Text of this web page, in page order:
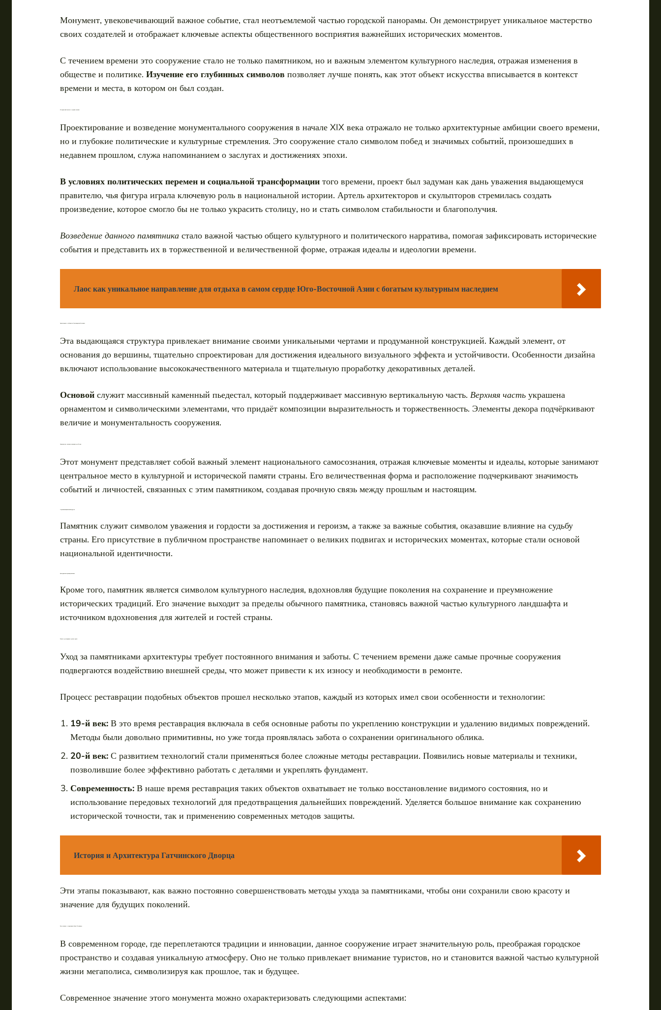
Монумент, увековечивающий важное событие, стал неотъемлемой частью городской панорамы. Он демонстрирует уникальное мастерство
своих создателей и отображает ключевые аспекты общественного восприятия важнейших исторических моментов.
С течением времени это сооружение стало не только памятником, но и важным элементом культурного наследия, отражая изменения в
обществе и политике. Изучение его глубинных символов позволяет лучше понять, как этот объект искусства вписывается в контекст
времени и места, в котором он был создан.
Исторический контекст создания колонны
Проектирование и возведение монументального сооружения в начале XIX века отражало не только архитектурные амбиции своего времени,
но и глубокие политические и культурные стремления. Это сооружение стало символом побед и значимых событий, произошедших в
недавнем прошлом, служа напоминанием о заслугах и достижениях эпохи.
В условиях политических перемен и социальной трансформации того времени, проект был задуман как дань уважения выдающемуся
правителю, чья фигура играла ключевую роль в национальной истории. Артель архитекторов и скульпторов стремилась создать
произведение, которое смогло бы не только украсить столицу, но и стать символом стабильности и благополучия.
Возведение данного памятника стало важной частью общего культурного и политического нарратива, помогая зафиксировать исторические
события и представить их в торжественной и величественной форме, отражая идеалы и идеологии времени.
Лаос как уникальное направление для отдыха в самом сердце Юго-Восточной Азии с богатым культурным наследием
Архитектурные особенности Александровской колонны
Эта выдающаяся структура привлекает внимание своими уникальными чертами и продуманной конструкцией. Каждый элемент, от
основания до вершины, тщательно спроектирован для достижения идеального визуального эффекта и устойчивости. Особенности дизайна
включают использование высококачественного материала и тщательную проработку декоративных деталей.
Основой служит массивный каменный пьедестал, который поддерживает массивную вертикальную часть. Верхняя часть украшена
орнаментом и символическими элементами, что придаёт композиции выразительность и торжественность. Элементы декора подчёркивают
величие и монументальность сооружения.
Символическое значение памятника для России
Этот монумент представляет собой важный элемент национального самосознания, отражая ключевые моменты и идеалы, которые занимают
центральное место в культурной и исторической памяти страны. Его величественная форма и расположение подчеркивают значимость
событий и личностей, связанных с этим памятником, создавая прочную связь между прошлым и настоящим.
Отражение национальной гордости
Памятник служит символом уважения и гордости за достижения и героизм, а также за важные события, оказавшие влияние на судьбу
страны. Его присутствие в публичном пространстве напоминает о великих подвигах и исторических моментах, которые стали основой
национальной идентичности.
Культурное наследие и вдохновение
Кроме того, памятник является символом культурного наследия, вдохновляя будущие поколения на сохранение и преумножение
исторических традиций. Его значение выходит за пределы обычного памятника, становясь важной частью культурного ландшафта и
источником вдохновения для жителей и гостей страны.
Ремонт и реставрация в разное время
Уход за памятниками архитектуры требует постоянного внимания и заботы. С течением времени даже самые прочные сооружения
подвергаются воздействию внешней среды, что может привести к их износу и необходимости в ремонте.
Процесс реставрации подобных объектов прошел несколько этапов, каждый из которых имел свои особенности и технологии:
19-й век: В это время реставрация включала в себя основные работы по укреплению конструкции и удалению видимых повреждений.
Методы были довольно примитивны, но уже тогда проявлялась забота о сохранении оригинального облика.
20-й век: С развитием технологий стали применяться более сложные методы реставрации. Появились новые материалы и техники,
позволившие более эффективно работать с деталями и укреплять фундамент.
Современность: В наше время реставрация таких объектов охватывает не только восстановление видимого состояния, но и
использование передовых технологий для предотвращения дальнейших повреждений. Уделяется большое внимание как сохранению
исторической точности, так и применению современных методов защиты.
История и Архитектура Гатчинского Дворца
Эти этапы показывают, как важно постоянно совершенствовать методы ухода за памятниками, чтобы они сохранили свою красоту и
значение для будущих поколений.
Роль колонны в современном Санкт-Петербурге
В современном городе, где переплетаются традиции и инновации, данное сооружение играет значительную роль, преображая городское
пространство и создавая уникальную атмосферу. Оно не только привлекает внимание туристов, но и становится важной частью культурной
жизни мегаполиса, символизируя как прошлое, так и будущее.
Современное значение этого монумента можно охарактеризовать следующими аспектами: